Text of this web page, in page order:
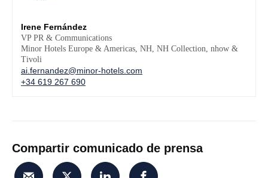
Irene Fernández
VP PR & Communications
Minor Hotels Europe & Americas, NH, NH Collection, nhow &
Tivoli
ai.fernandez@minor-hotels.com
+34 619 267 690
Compartir comunicado de prensa